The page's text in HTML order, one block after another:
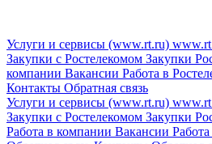
Услуги и сервисы (www.rt.ru)
Закупки с Ростелекомом Закупки
компании Вакансии Работа в
Контакты Обратная связь
Услуги и сервисы (www.rt.ru)
Закупки с Ростелекомом Закупки
Работа в компании Вакансии